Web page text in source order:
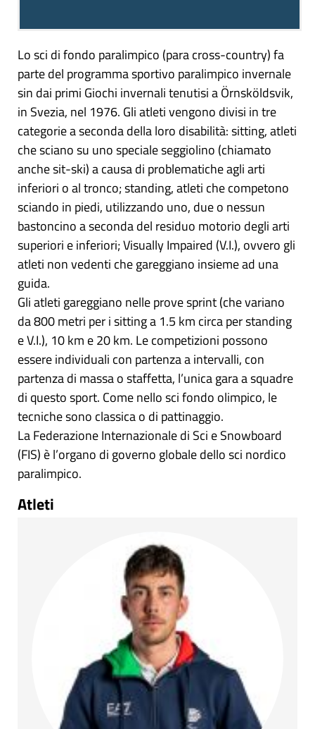
Lo sci di fondo paralimpico (para cross-country) fa
parte del programma sportivo paralimpico invernale
sin dai primi Giochi invernali tenutisi a Örnsköldsvik,
in Svezia, nel 1976. Gli atleti vengono divisi in tre
categorie a seconda della loro disabilità: sitting, atleti
che sciano su uno speciale seggiolino (chiamato
anche sit-ski) a causa di problematiche agli arti
inferiori o al tronco; standing, atleti che competono
sciando in piedi, utilizzando uno, due o nessun
bastoncino a seconda del residuo motorio degli arti
superiori e inferiori; Visually Impaired (V.I.), ovvero gli
atleti non vedenti che gareggiano insieme ad una
guida.
Gli atleti gareggiano nelle prove sprint (che variano
da 800 metri per i sitting a 1.5 km circa per standing
e V.I.), 10 km e 20 km. Le competizioni possono
essere individuali con partenza a intervalli, con
partenza di massa o staffetta, l’unica gara a squadre
di questo sport. Come nello sci fondo olimpico, le
tecniche sono classica o di pattinaggio.
La Federazione Internazionale di Sci e Snowboard
(FIS) è l’organo di governo globale dello sci nordico
paralimpico.
Atleti